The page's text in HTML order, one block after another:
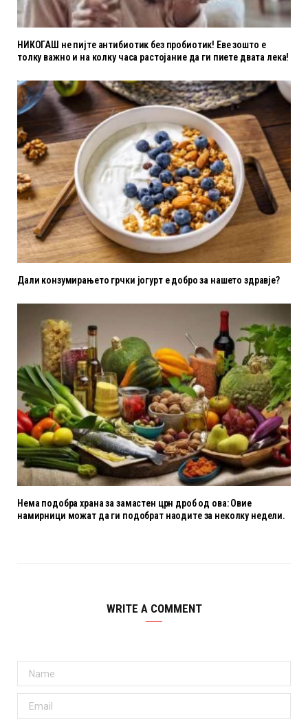
НИКОГАШ не пијте антибиотик без пробиотик! Еве зошто е
толку важно и на колку часа растојание да ги пиете двата лека!
Дали конзумирањето грчки јогурт е добро за нашето здравје?
Нема подобра храна за замастен црн дроб од ова: Овие
намирници можат да ги подобрат наодите за неколку недели.
WRITE A COMMENT